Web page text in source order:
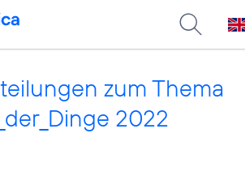
zum Thema
2022